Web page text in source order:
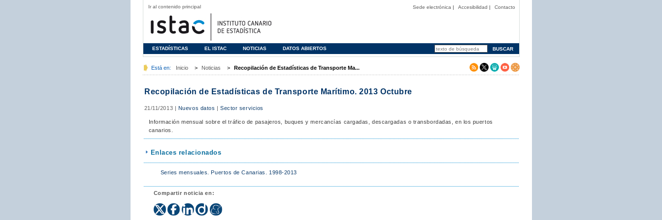
Ir al contenido principal Sede electrónica | Accesibilidad | Contacto
ESTADÍSTICAS EL ISTAC NOTICIAS DATOS ABIERTOS
Está en: Inicio > Noticias > Recopilación de Estadísticas de Transporte Ma...
Recopilación de Estadísticas de Transporte Marítimo. 2013 Octubre
21/11/2013 | Nuevos datos |Sector servicios
Información mensual sobre el tráfico de pasajeros, buques y mercancías cargadas, descargadas o transbordadas, en los puertos
canarios.
Enlaces relacionados
Series mensuales. Puertos de Canarias. 1998-2013
Compartir noticia en: